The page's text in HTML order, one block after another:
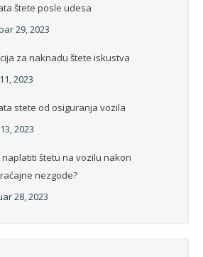
štete posle udesa
29, 2023
za naknadu štete iskustva
2023
stete od osiguranja vozila
2023
naplatiti štetu na vozilu nakon
nezgode?
28, 2023